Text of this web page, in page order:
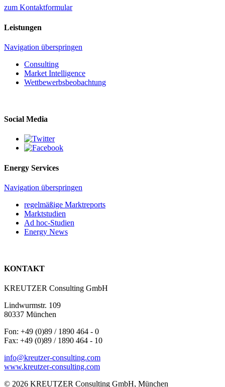
zum Kontaktformular
Leistungen
Navigation überspringen
Consulting
Market Intelligence
Wettbewerbs­beobachtung
Social Media
Energy Services
Navigation überspringen
regelmäßige Marktreports
Marktstudien
Ad hoc-Studien
Energy News
KONTAKT
KREUTZER Consulting GmbH
Lindwurmstr. 109
80337 München
Fon: +49 (0)89 / 1890 464 - 0
Fax: +49 (0)89 / 1890 464 - 10
info@kreutzer-consulting.com
www.kreutzer-consulting.com
© 2026 KREUTZER Consulting GmbH, München